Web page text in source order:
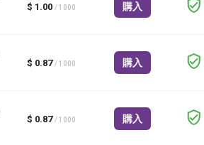
$ 1.00 / 1000 購入
$ 0.87 / 1000 購入
$ 0.87 / 1000 購入